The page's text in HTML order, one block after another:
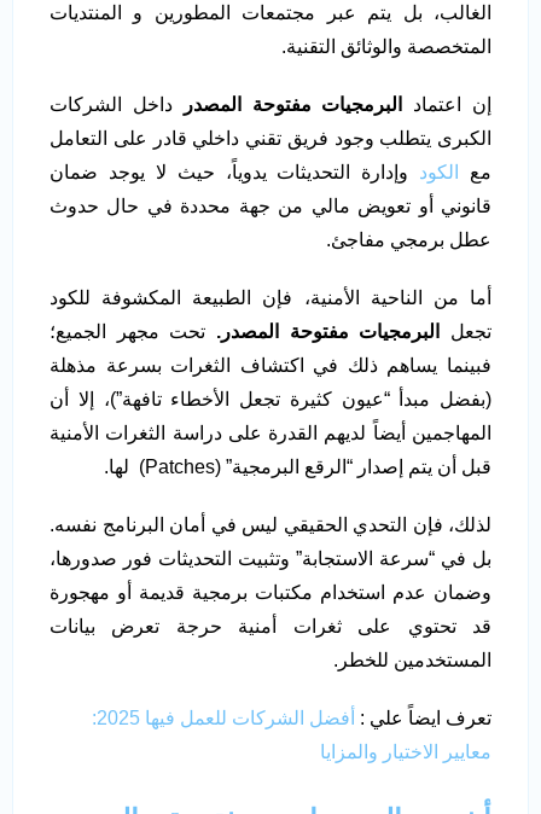
الغالب، بل يتم عبر مجتمعات المطورين و المنتديات
المتخصصة والوثائق التقنية.
إن اعتماد البرمجيات مفتوحة المصدر
داخل الشركات
الكبرى يتطلب وجود فريق تقني داخلي قادر على التعامل
مع
الكود وإدارة التحديثات يدوياً، حيث لا يوجد ضمان
قانوني أو تعويض مالي من جهة محددة في حال حدوث
عطل برمجي مفاجئ.
أما من الناحية الأمنية، فإن الطبيعة المكشوفة للكود
تجعل
البرمجيات مفتوحة المصدر. تحت مجهر الجميع؛
فبينما يساهم ذلك في اكتشاف الثغرات بسرعة مذهلة
(بفضل مبدأ “عيون كثيرة تجعل الأخطاء تافهة”)، إلا أن
المهاجمين أيضاً لديهم القدرة على دراسة الثغرات الأمنية
قبل أن يتم إصدار “الرقع البرمجية” (Patches) لها.
لذلك، فإن التحدي الحقيقي ليس في أمان البرنامج نفسه.
بل في “سرعة الاستجابة” وتثبيت التحديثات فور صدورها،
وضمان عدم استخدام مكتبات برمجية قديمة أو مهجورة
قد تحتوي على ثغرات أمنية حرجة تعرض بيانات
المستخدمين للخطر.
تعرف ايضاً علي :
أفضل الشركات للعمل فيها 2025:
معايير الاختيار والمزايا